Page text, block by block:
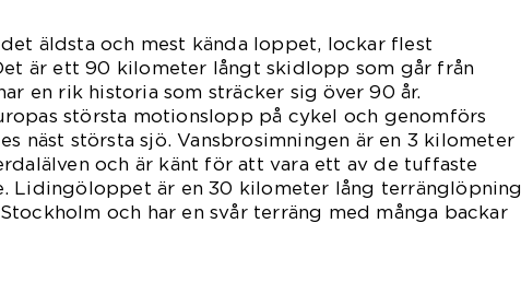
äldsta och mest kända loppet, lockar flest
är ett 90 kilometer långt skidlopp som går från
en rik historia som sträcker sig över 90 år.
största motionslopp på cykel och genomförs
näst största sjö. Vansbrosimningen är en 3 kilometer
och är känt för att vara ett av de tuffaste
Lidingöloppet är en 30 kilometer lång terränglöpning
och har en svår terräng med många backar